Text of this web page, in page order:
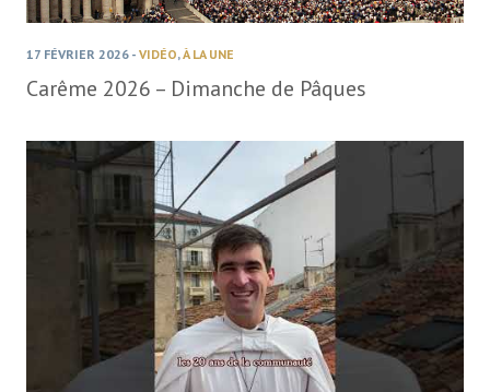
17 FÉVRIER 2026 - VIDÉO,À LA UNE
Carême 2026 – Dimanche de Pâques